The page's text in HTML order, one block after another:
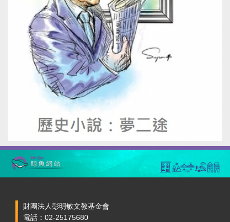
財團法人彭明敏文教基金會
電話：02-25175680